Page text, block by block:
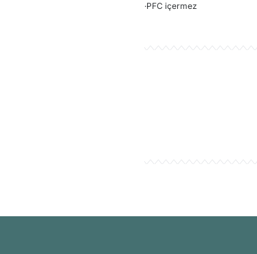
·PFC içermez